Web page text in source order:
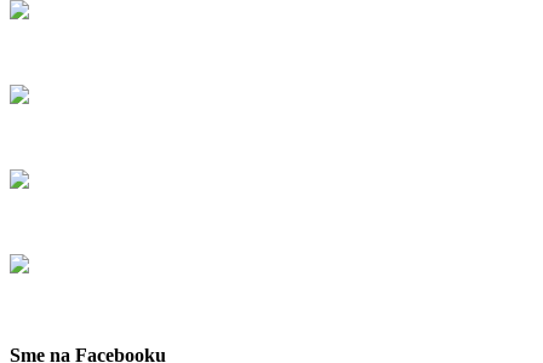
Sme na Facebooku